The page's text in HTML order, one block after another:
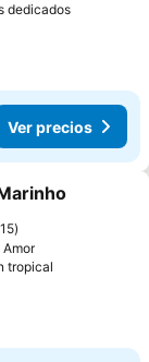
dedicadosVer
Ver precios
Amor
tropical